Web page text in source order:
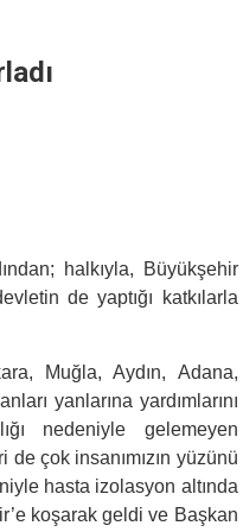
halkıyla, Büyükşehir
de yaptığı katkılarla
Muğla, Aydın, Adana,
yanlarına yardımlarını
nedeniyle gelemeyen
de çok insanımızın yüzünü
hasta izolasyon altında
koşarak geldi ve Başkan